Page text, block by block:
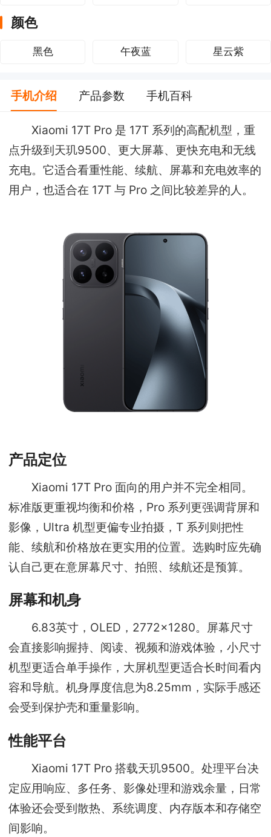
颜色
黑色 午夜蓝 星云紫
手机介绍 产品参数 手机百科
Xiaomi 17T Pro 是 17T 系列的高配机型，重
点升级到天玑9500、更大屏幕、更快充电和无线
充电。它适合看重性能、续航、屏幕和充电效率的
用户，也适合在 17T 与 Pro 之间比较差异的人。
产品定位
Xiaomi 17T Pro 面向的用户并不完全相同。
标准版更重视均衡和价格，Pro 系列更强调背屏和
影像，Ultra 机型更偏专业拍摄，T 系列则把性
能、续航和价格放在更实用的位置。选购时应先确
认自己更在意屏幕尺寸、拍照、续航还是预算。
屏幕和机身
6.83英寸，OLED，2772x1280。屏幕尺寸
会直接影响握持、阅读、视频和游戏体验，小尺寸
机型更适合单手操作，大屏机型更适合长时间看内
容和导航。机身厚度信息为8.25mm，实际手感还
会受到保护壳和重量影响。
性能平台
Xiaomi 17T Pro 搭载天玑9500。处理平台决
定应用响应、多任务、影像处理和游戏余量，日常
体验还会受到散热、系统调度、内存版本和存储空
间影响。